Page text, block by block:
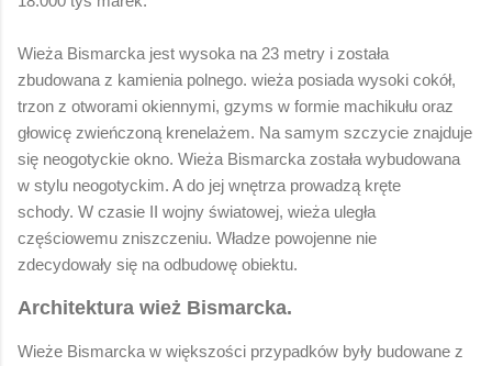
Wieża Bismarcka jest wysoka na 23 metry i została
zbudowana z kamienia polnego. wieża posiada wysoki cokół,
trzon z otworami okiennymi, gzyms w formie machikułu oraz
głowicę zwieńczoną krenelażem. Na samym szczycie znajduje
się neogotyckie okno. Wieża Bismarcka została wybudowana
w stylu neogotyckim. A do jej wnętrza prowadzą kręte
schody. W czasie II wojny światowej, wieża uległa
częściowemu zniszczeniu. Władze powojenne nie
zdecydowały się na odbudowę obiektu.
Architektura wież Bismarcka.
Wieże Bismarcka w większości przypadków były budowane z